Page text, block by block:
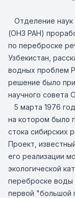
Отделение наук
(ОНЗ РАН)
по переброске
Узбекистан,
водных проблем
решение было
научного совета
5 марта 1976
на котором было
стока сибирских
Проект,
его реализации
экологической
переброске воды
первой "большой